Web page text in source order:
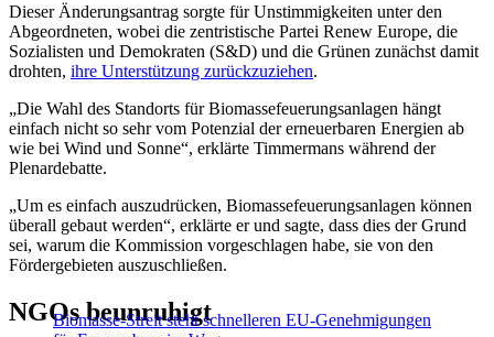
Dieser Änderungsantrag sorgte für Unstimmigkeiten unter den
Abgeordneten, wobei die zentristische Partei Renew Europe, die
Sozialisten und Demokraten (S&D) und die Grünen zunächst damit
drohten, ihre Unterstützung zurückzuziehen.
„Die Wahl des Standorts für Biomassefeuerungsanlagen hängt
einfach nicht so sehr vom Potenzial der erneuerbaren Energien ab
wie bei Wind und Sonne“, erklärte Timmermans während der
Plenardebatte.
„Um es einfach auszudrücken, Biomassefeuerungsanlagen können
überall gebaut werden“, erklärte er und sagte, dass dies der Grund
sei, warum die Kommission vorgeschlagen habe, sie von den
Fördergebieten auszuschließen.
Biomasse-Streit steht schnelleren EU-Genehmigungen
NGOs beunruhigt